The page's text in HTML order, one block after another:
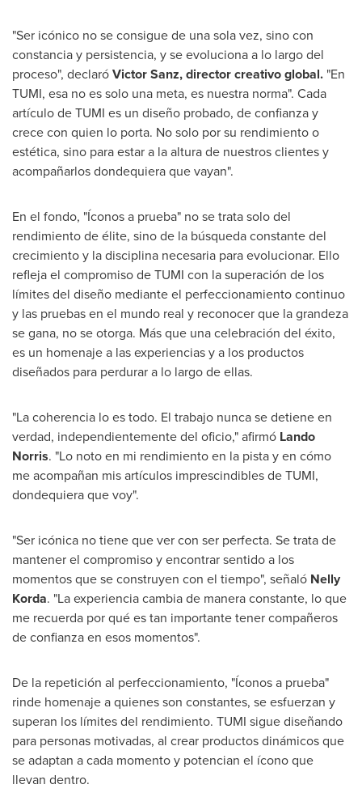
"Ser icónico no se consigue de una sola vez, sino con
constancia y persistencia, y se evoluciona a lo largo del
proceso", declaróVictor Sanz, director creativo global. "En
TUMI, esa no es solo una meta, es nuestra norma". Cada
artículo de TUMI es un diseño probado, de confianza y
crece con quien lo porta. No solo por su rendimiento o
estética, sino para estar a la altura de nuestros clientes y
acompañarlos dondequiera que vayan".
En el fondo, "Íconos a prueba" no se trata solo del
rendimiento de élite, sino de la búsqueda constante del
crecimiento y la disciplina necesaria para evolucionar. Ello
refleja el compromiso de TUMI con la superación de los
límites del diseño mediante el perfeccionamiento continuo
y las pruebas en el mundo real y reconocer que la grandeza
se gana, no se otorga. Más que una celebración del éxito,
es un homenaje a las experiencias y a los productos
diseñados para perdurar a lo largo de ellas.
"La coherencia lo es todo. El trabajo nunca se detiene en
verdad, independientemente del oficio," afirmó Lando
Norris. "Lo noto en mi rendimiento en la pista y en cómo
me acompañan mis artículos imprescindibles de TUMI,
dondequiera que voy".
"Ser icónica no tiene que ver con ser perfecta. Se trata de
mantener el compromiso y encontrar sentido a los
momentos que se construyen con el tiempo", señaló Nelly
Korda. "La experiencia cambia de manera constante, lo que
me recuerda por qué es tan importante tener compañeros
de confianza en esos momentos".
De la repetición al perfeccionamiento, "Íconos a prueba"
rinde homenaje a quienes son constantes, se esfuerzan y
superan los límites del rendimiento. TUMI sigue diseñando
para personas motivadas, al crear productos dinámicos que
se adaptan a cada momento y potencian el ícono que
llevan dentro.